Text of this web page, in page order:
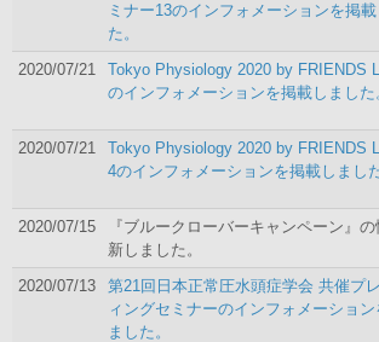
ミナー13のインフォメーションを掲載
た。
2020/07/21
Tokyo Physiology 2020 by FRIENDS
のインフォメーションを掲載しました
2020/07/21
Tokyo Physiology 2020 by FRIENDS
4のインフォメーションを掲載しました
2020/07/15
『ブルークローバーキャンペーン』
新しました。
2020/07/13
第21回日本正常圧水頭症学会 共催プ
ィングセミナーのインフォメーション
ました。